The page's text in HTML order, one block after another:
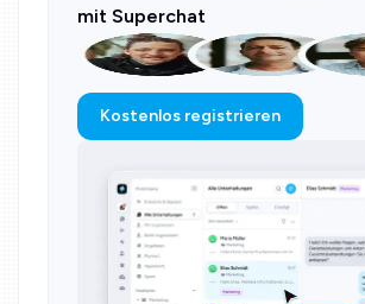
mit Superchat
Kostenlos registrieren